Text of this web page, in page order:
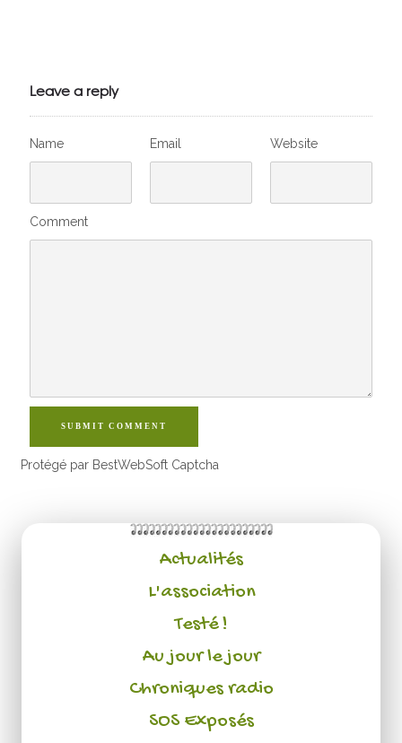
Leave a reply
Name Email Website
Comment
SUBMIT COMMENT
Protégé par BestWebSoft Captcha
Actualités
L'association
Testé !
Au jour le jour
Chroniques radio
SOS Exposés